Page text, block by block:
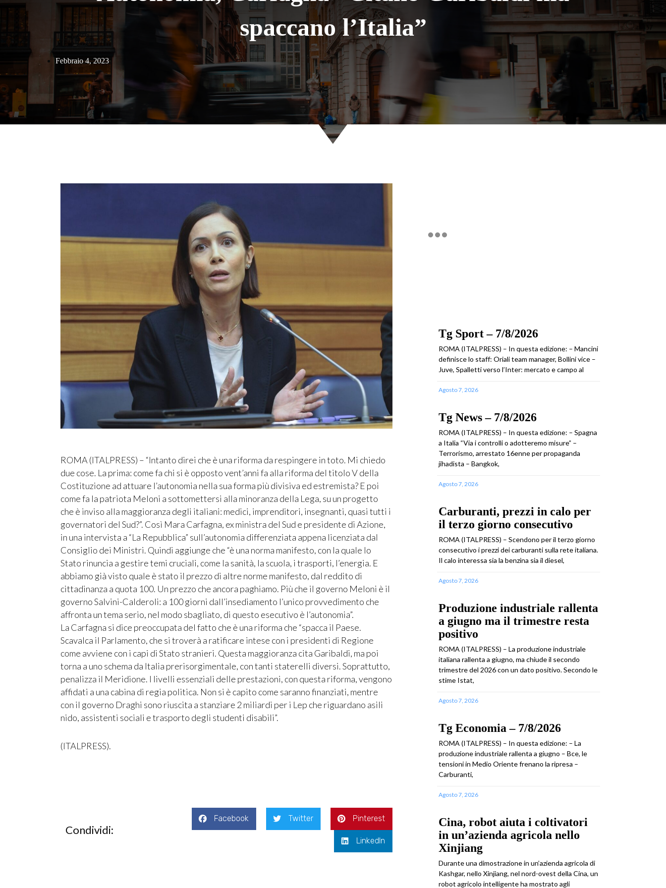
spaccano l’Italia”
Febbraio 4, 2023
ROMA (ITALPRESS) – “Intanto direi che è una riforma da respingere in toto. Mi chiedo
due cose. La prima: come fa chi si è opposto vent’anni fa alla riforma del titolo V della
Costituzione ad attuare l’autonomia nella sua forma più divisiva ed estremista? E poi
come fa la patriota Meloni a sottomettersi alla minoranza della Lega, su un progetto
che è inviso alla maggioranza degli italiani: medici, imprenditori, insegnanti, quasi tutti i
governatori del Sud?”. Così Mara Carfagna, ex ministra del Sud e presidente di Azione,
in una intervista a “La Repubblica” sull’autonomia differenziata appena licenziata dal
Consiglio dei Ministri. Quindi aggiunge che “è una norma manifesto, con la quale lo
Stato rinuncia a gestire temi cruciali, come la sanità, la scuola, i trasporti, l’energia. E
abbiamo già visto quale è stato il prezzo di altre norme manifesto, dal reddito di
cittadinanza a quota 100. Un prezzo che ancora paghiamo. Più che il governo Meloni è il
governo Salvini-Calderoli: a 100 giorni dall’insediamento l’unico provvedimento che
affronta un tema serio, nel modo sbagliato, di questo esecutivo è l’autonomia”.
La Carfagna si dice preoccupata del fatto che è una riforma che “spacca il Paese.
Scavalca il Parlamento, che si troverà a ratificare intese con i presidenti di Regione
come avviene con i capi di Stato stranieri. Questa maggioranza cita Garibaldi, ma poi
torna a uno schema da Italia prerisorgimentale, con tanti staterelli diversi. Soprattutto,
penalizza il Meridione. I livelli essenziali delle prestazioni, con questa riforma, vengono
affidati a una cabina di regia politica. Non si è capito come saranno finanziati, mentre
con il governo Draghi sono riuscita a stanziare 2 miliardi per i Lep che riguardano asili
nido, assistenti sociali e trasporto degli studenti disabili”.
(ITALPRESS).
Condividi:
Facebook Twitter Pinterest
LinkedIn
Tg Sport – 7/8/2026
ROMA (ITALPRESS) – In questa edizione: – Mancini
definisce lo staff: Oriali team manager, Bollini vice –
Juve, Spalletti verso l’Inter: mercato e campo al
Agosto 7, 2026
Tg News – 7/8/2026
ROMA (ITALPRESS) – In questa edizione: – Spagna
a Italia “Via i controlli o adotteremo misure” –
Terrorismo, arrestato 16enne per propaganda
jihadista – Bangkok,
Agosto 7, 2026
Carburanti, prezzi in calo per
il terzo giorno consecutivo
ROMA (ITALPRESS) – Scendono per il terzo giorno
consecutivo i prezzi dei carburanti sulla rete italiana.
Il calo interessa sia la benzina sia il diesel,
Agosto 7, 2026
Produzione industriale rallenta
a giugno ma il trimestre resta
positivo
ROMA (ITALPRESS) – La produzione industriale
italiana rallenta a giugno, ma chiude il secondo
trimestre del 2026 con un dato positivo. Secondo le
stime Istat,
Agosto 7, 2026
Tg Economia – 7/8/2026
ROMA (ITALPRESS) – In questa edizione: – La
produzione industriale rallenta a giugno – Bce, le
tensioni in Medio Oriente frenano la ripresa –
Carburanti,
Agosto 7, 2026
Cina, robot aiuta i coltivatori
in un’azienda agricola nello
Xinjiang
Durante una dimostrazione in un’azienda agricola di
Kashgar, nello Xinjiang, nel nord-ovest della Cina, un
robot agricolo intelligente ha mostrato agli